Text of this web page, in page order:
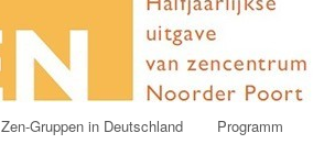
Zen-Gruppen in Deutschland Programm